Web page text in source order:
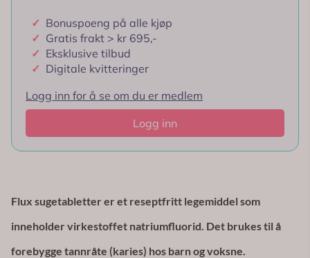
✓ Bonuspoeng på alle kjøp
✓ Gratis frakt > kr 695,-
✓ Eksklusive tilbud
✓ Digitale kvitteringer
Logg inn for å se om du er medlem
Logg inn
Flux sugetabletter er et reseptfritt legemiddel som
inneholder virkestoffet natriumfluorid. Det brukes til å
forebygge tannråte (karies) hos barn og voksne.